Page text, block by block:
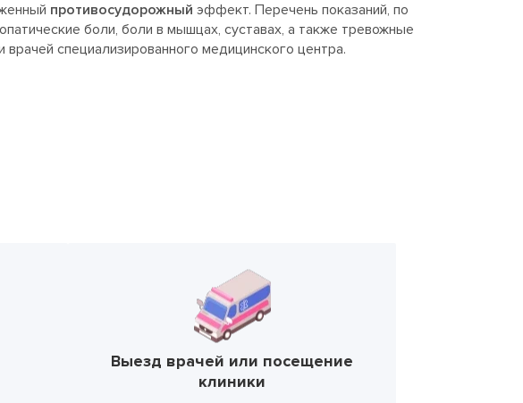
противосудорожный эффект. Перечень показаний, по
боли, боли в мышцах, суставах, а также тревожные
специализированного медицинского центра.
Выезд врачей или посещение
клиники